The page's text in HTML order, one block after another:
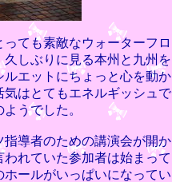
ても素敵なウォーターフロ
しぶりに見る本州と九州を
エットにちょっと心を動か
はとてもエネルギッシュで
うでした。
導者のための講演会が開か
れていた参加者は始まって
ールがいっぱいになってい